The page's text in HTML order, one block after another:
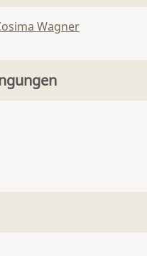
Wagner